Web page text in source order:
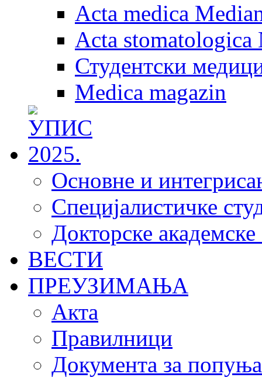
Acta medica
Acta stomatologica
Студентски
Medica magazin
Основне и
Специјалистичке
Докторске академске
ВЕСТИ
ПРЕУЗИМАЊА
Акта
Правилници
Документа за